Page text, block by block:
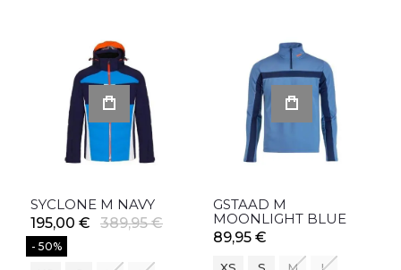
SYCLONE M NAVY
195,00 €
389,95 €
- 50%
GSTAAD M
MOONLIGHT BLUE
89,95 €